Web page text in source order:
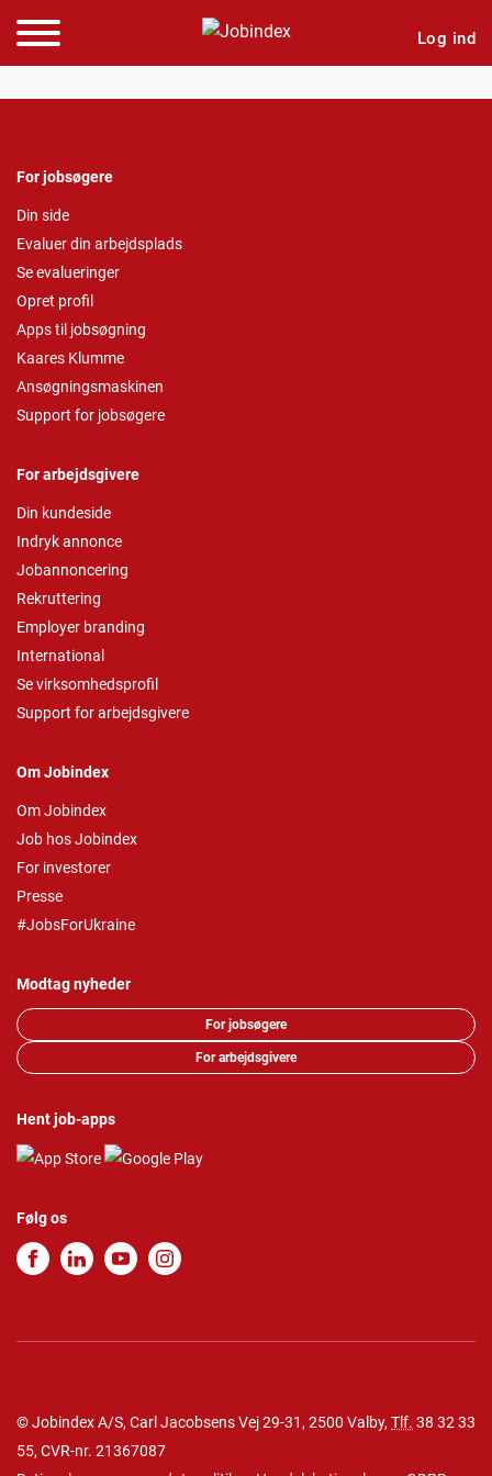
Log ind
For jobsøgere
Din side
Evaluer din arbejdsplads
Se evalueringer
Opret profil
Apps til jobsøgning
Kaares Klumme
Ansøgningsmaskinen
Support for jobsøgere
For arbejdsgivere
Din kundeside
Indryk annonce
Jobannoncering
Rekruttering
Employer branding
International
Se virksomhedsprofil
Support for arbejdsgivere
Om Jobindex
Om Jobindex
Job hos Jobindex
For investorer
Presse
#JobsForUkraine
Modtag nyheder
For jobsøgere
For arbejdsgivere
Hent job-apps
Følg os
© Jobindex A/S, Carl Jacobsens Vej 29-31, 2500 Valby, Tlf. 38 32 33
55, CVR-nr. 21367087